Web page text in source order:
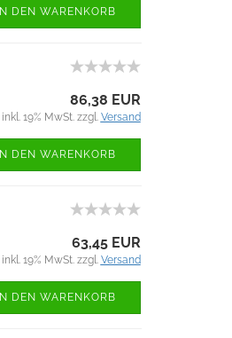
IN DEN WARENKORB
86,38 EUR
inkl. 19% MwSt. zzgl. Versand
IN DEN WARENKORB
63,45 EUR
inkl. 19% MwSt. zzgl. Versand
IN DEN WARENKORB